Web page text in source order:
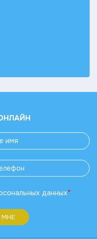
данных*